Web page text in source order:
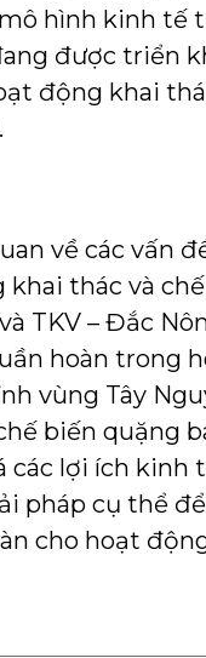
hình kinh tế
được triển
động khai
về các vấn
thác và
TKV – Đắc
hoàn trong
vùng Tây
biến quặng
lợi ích kinh
pháp cụ thể
cho hoạt